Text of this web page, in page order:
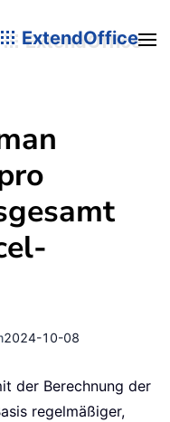
ExtendOffice
2024-10-08
der Berechnung der
regelmäßiger,